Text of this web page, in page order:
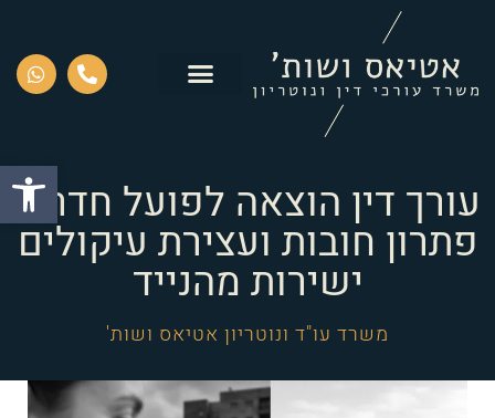
פתח
עורך דין הוצאה לפועל חדרה:
פתרון חובות ועצירת עיקולים
ישירות מהנייד
משרד עו"ד ונוטריון אטיאס ושות'